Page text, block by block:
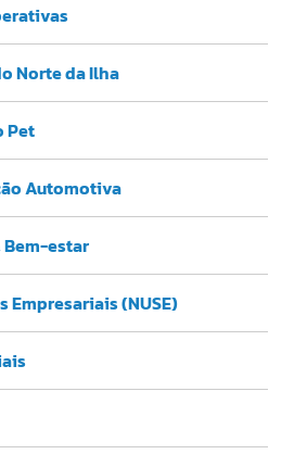
Norte da Ilha
Pet
Automotiva
Bem-estar
Empresariais (NUSE)